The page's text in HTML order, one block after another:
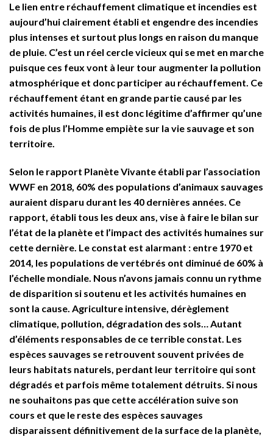
Le lien entre réchauffement climatique et incendies est
aujourd’hui clairement établi et engendre des incendies
plus intenses et surtout plus longs en raison du manque
de pluie. C’est un réel cercle vicieux qui se met en marche
puisque ces feux vont à leur tour augmenter la pollution
atmosphérique et donc participer au réchauffement. Ce
réchauffement étant en grande partie causé par les
activités humaines, il est donc légitime d’affirmer qu’une
fois de plus l’Homme empiète sur la vie sauvage et son
territoire.
Selon le rapport Planète Vivante établi par l’association
WWF en 2018, 60% des populations d’animaux sauvages
auraient disparu durant les 40 dernières années. Ce
rapport, établi tous les deux ans, vise à faire le bilan sur
l’état de la planète et l’impact des activités humaines sur
cette dernière. Le constat est alarmant : entre 1970 et
2014, les populations de vertébrés ont diminué de 60% à
l’échelle mondiale. Nous n’avons jamais connu un rythme
de disparition si soutenu et les activités humaines en
sont la cause. Agriculture intensive, dérèglement
climatique, pollution, dégradation des sols… Autant
d’éléments responsables de ce terrible constat. Les
espèces sauvages se retrouvent souvent privées de
leurs habitats naturels, perdant leur territoire qui sont
dégradés et parfois même totalement détruits. Si nous
ne souhaitons pas que cette accélération suive son
cours et que le reste des espèces sauvages
disparaissent définitivement de la surface de la planète,